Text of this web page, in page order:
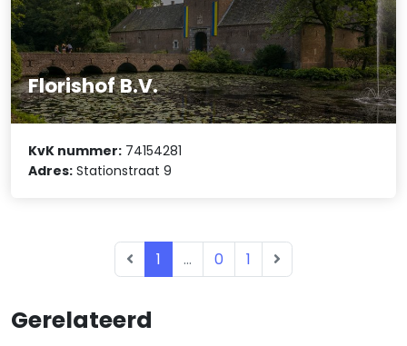
Gerelateerd
Florishof B.V.
KvK nummer: 74154281
Adres: Stationstraat 9
1 ... 0 1